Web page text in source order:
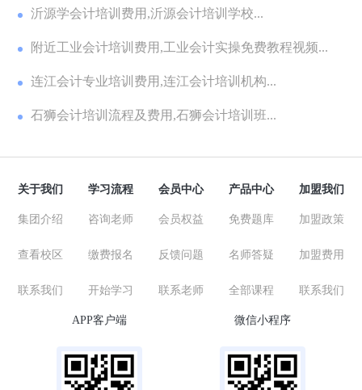
一...沂源学会计培训费用,沂源会计培训学校...
附近工业会计培训费用,工业会计实操免费教程视频...
连江会计专业培训费用,连江会计培训机构...
石狮会计培训流程及费用,石狮会计培训班...
关于我们
集团介绍
查看校区
联系我们
学习流程
咨询老师
缴费报名
开始学习
会员中心
会员权益
反馈问题
联系老师
产品中心
免费题库
名师答疑
全部课程
加盟我们
加盟政策
加盟费用
联系我们
APP客户端 微信小程序